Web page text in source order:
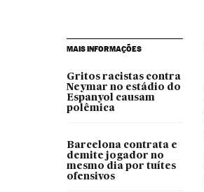
MAIS INFORMAÇÕES
Gritos racistas contra
Neymar no estádio do
Espanyol causam
polêmica
Barcelona contrata e
demite jogador no
mesmo dia por tuítes
ofensivos